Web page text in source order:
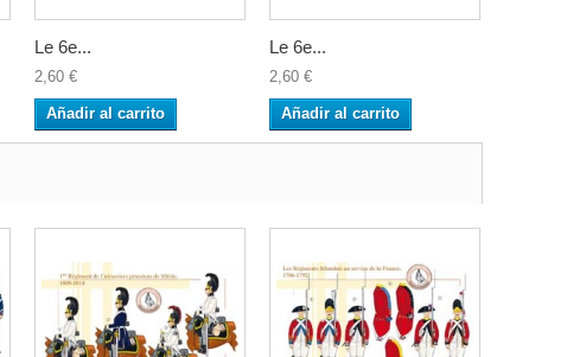
Le 6e...
2,60 €
Añadir al carrito
Le 6e...
2,60 €
Añadir al carrito